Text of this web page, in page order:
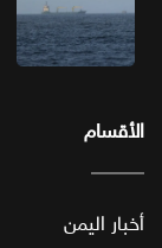
الأقسام
أخبار اليمن